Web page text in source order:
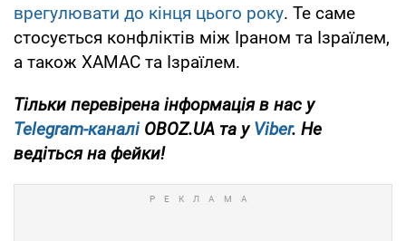
врегулювати до кінця цього року. Те саме
стосується конфліктів між Іраном та Ізраїлем,
а також ХАМАС та Ізраїлем.
Тільки перевірена інформація в нас у
Telegram-каналіOBOZ.UA та уViber. Не
ведіться на фейки!